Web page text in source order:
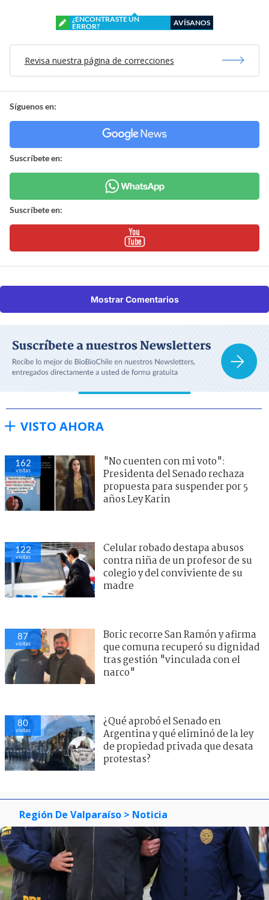
¿ENCONTRASTE UN
ERROR?
AVÍSANOS
Revisa nuestra página de correcciones
Síguenos en:
Suscríbete en:
Suscríbete en:
Mostrar Comentarios
VISTO AHORA
162
visitas
"No cuenten con mi voto":
Presidenta del Senado rechaza
propuesta para suspender por 5
años Ley Karin
122
visitas
Celular robado destapa abusos
contra niña de un profesor de su
colegio y del conviviente de su
madre
87
visitas
Boric recorre San Ramón y afirma
que comuna recuperó su dignidad
tras gestión "vinculada con el
narco"
80
visitas
¿Qué aprobó el Senado en
Argentina y qué eliminó de la ley
de propiedad privada que desata
protestas?
Región De Valparaíso > Noticia